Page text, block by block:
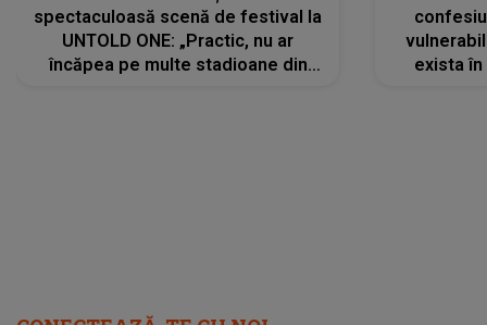
spectaculoasă scenă de festival la
UNTOLD ONE: „Practic, nu ar
încăpea pe multe stadioane din
exista